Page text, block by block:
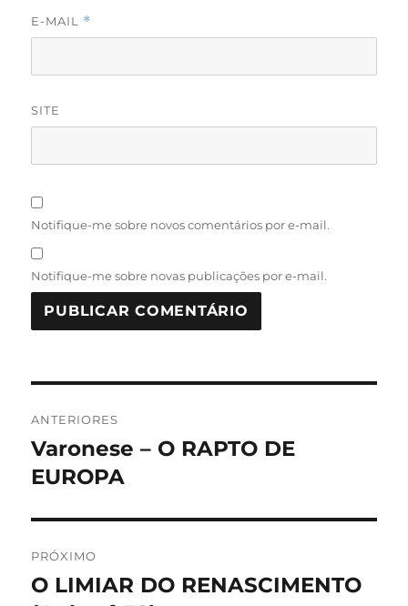
E-MAIL *
SITE
Notifique-me sobre novos comentários por e-mail.
Notifique-me sobre novas publicações por e-mail.
de
Post
ANTERIORES
Post
anterior:
Varonese – O RAPTO DE
EUROPA
PRÓXIMO
Próximo
O LIMIAR DO RENASCIMENTO